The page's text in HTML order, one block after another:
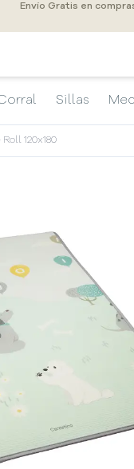
Envío Gratis en
Sillas
120x180